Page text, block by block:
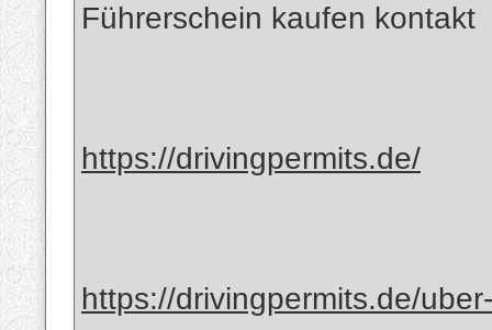
Führerschein kaufen kontakt​
https://drivingpermits.de/
https://drivingpermits.de/